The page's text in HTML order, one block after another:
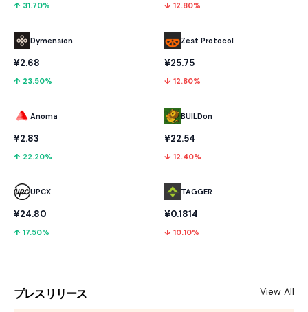
↑ 31.70%
Dymension
¥2.68
↑ 23.50%
Anoma
¥2.83
↑ 22.20%
UPCX
¥24.80
↑ 17.50%
↓ 12.80%
Zest Protocol
¥25.75
↓ 12.80%
BUILDon
¥22.54
↓ 12.40%
TAGGER
¥0.1814
↓ 10.10%
プレスリリース View All